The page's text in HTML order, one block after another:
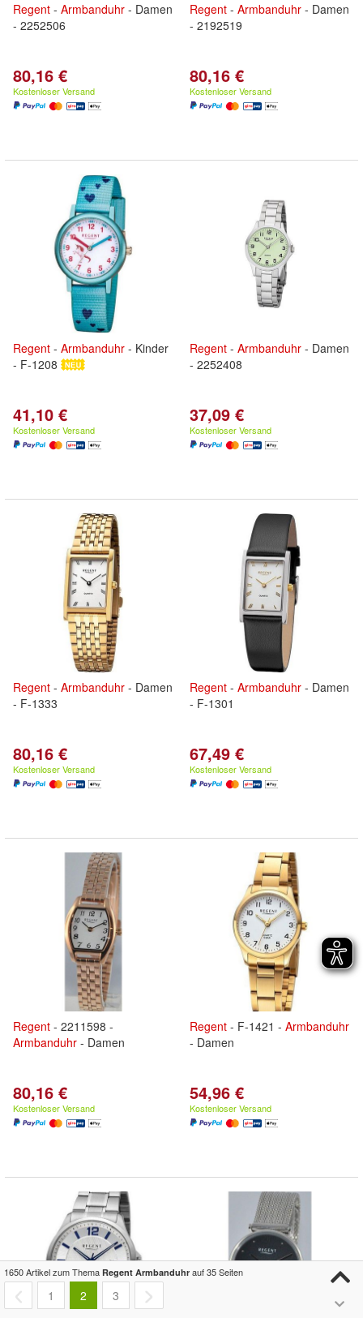
Regent - Armbanduhr - Damen
- 2252506
80,16 €
Kostenloser Versand
Regent - Armbanduhr - Damen
- 2192519
80,16 €
Kostenloser Versand
Regent - Armbanduhr - Kinder
- F-1208
41,10 €
Kostenloser Versand
Regent - Armbanduhr - Damen
- 2252408
37,09 €
Kostenloser Versand
Regent - Armbanduhr - Damen
- F-1333
80,16 €
Kostenloser Versand
Regent - Armbanduhr - Damen
- F-1301
67,49 €
Kostenloser Versand
Regent - 2211598 -
Armbanduhr - Damen
80,16 €
Kostenloser Versand
Regent - F-1421 - Armbanduhr
- Damen
54,96 €
Kostenloser Versand
1650 Artikel zum Thema Regent Armbanduhr auf 35 Seiten
1 2 3